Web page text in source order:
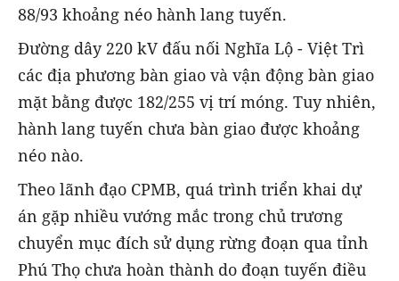
88/93 khoảng néo hành lang tuyến.
Đường dây 220 kV đấu nối Nghĩa Lộ - Việt Trì
các địa phương bàn giao và vận động bàn giao
mặt bằng được 182/255 vị trí móng. Tuy nhiên,
hành lang tuyến chưa bàn giao được khoảng
néo nào.
Theo lãnh đạo CPMB, quá trình triển khai dự
án gặp nhiều vướng mắc trong chủ trương
chuyển mục đích sử dụng rừng đoạn qua tỉnh
Phú Thọ chưa hoàn thành do đoạn tuyến điều